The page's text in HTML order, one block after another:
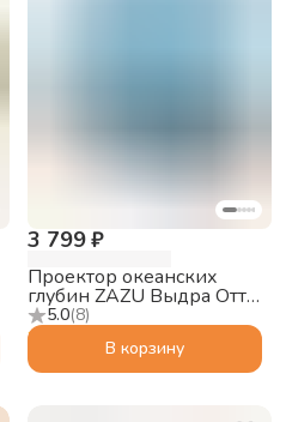
5.0(8)
3 799 ₽
Проектор океанских
глубин ZAZU Выдра Отто
для малышей
В корзину